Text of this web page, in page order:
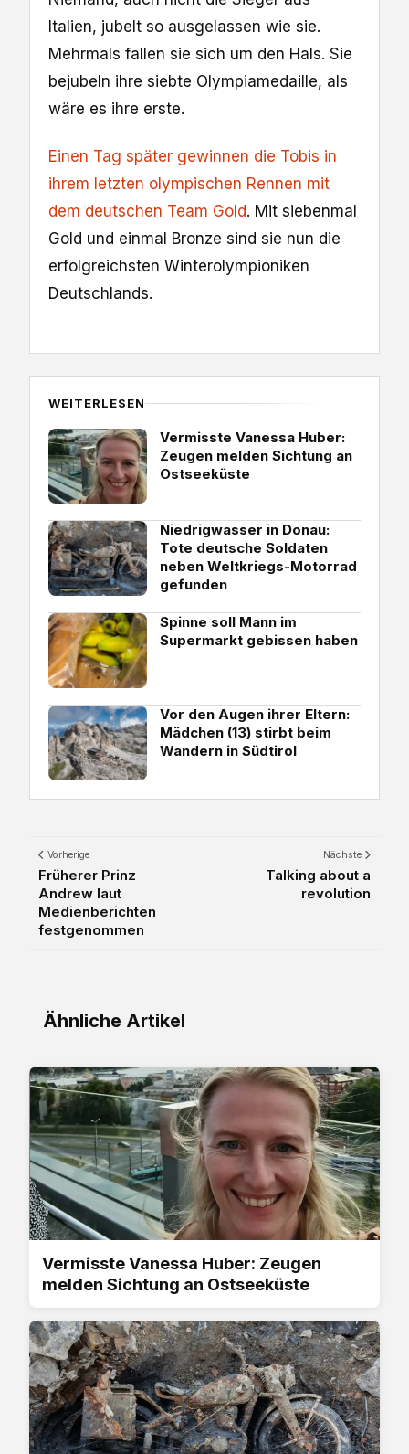
Italien, jubelt so ausgelassen wie sie.
Mehrmals fallen sie sich um den Hals. Sie
bejubeln ihre siebte Olympiamedaille, als
wäre es ihre erste.
Einen Tag später gewinnen die Tobis in
ihrem letzten olympischen Rennen mit
dem deutschen Team Gold. Mit siebenmal
Gold und einmal Bronze sind sie nun die
erfolgreichsten Winterolympioniken
Deutschlands.
WEITERLESEN
Vermisste Vanessa Huber:
Zeugen melden Sichtung an
Ostseeküste
Niedrigwasser in Donau:
Tote deutsche Soldaten
neben Weltkriegs-Motorrad
gefunden
Spinne soll Mann im
Supermarkt gebissen haben
Vor den Augen ihrer Eltern:
Mädchen (13) stirbt beim
Wandern in Südtirol
Vorherige
Früherer Prinz
Andrew laut
Medienberichten
festgenommen
Nächste
Talking about a
revolution
Ähnliche Artikel
Vermisste Vanessa Huber: Zeugen
melden Sichtung an Ostseeküste